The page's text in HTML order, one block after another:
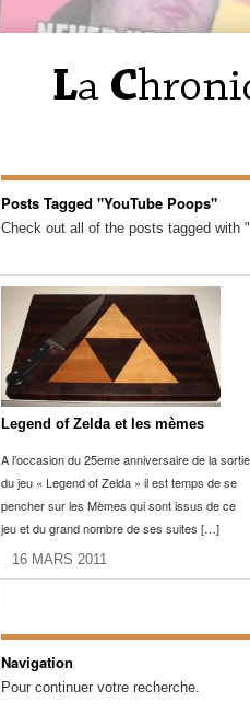
Posts Tagged "YouTube Poops"
Check out all of the posts tagged with
Legend of Zelda et les mèmes
A l’occasion du 25eme anniversaire de la sortie
du jeu « Legend of Zelda » il est temps de se
pencher sur les Mèmes qui sont issus de ce
jeu et du grand nombre de ses suites […]
16 MARS 2011
Navigation
Pour continuer votre recherche.